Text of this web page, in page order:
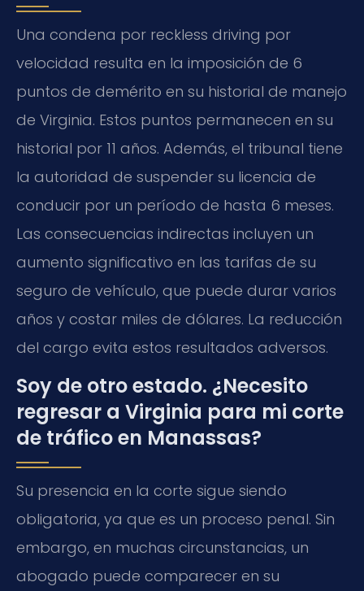
Una condena por reckless driving por
velocidad resulta en la imposición de 6
puntos de demérito en su historial de manejo
de Virginia. Estos puntos permanecen en su
historial por 11 años. Además, el tribunal tiene
la autoridad de suspender su licencia de
conducir por un período de hasta 6 meses.
Las consecuencias indirectas incluyen un
aumento significativo en las tarifas de su
seguro de vehículo, que puede durar varios
años y costar miles de dólares. La reducción
del cargo evita estos resultados adversos.
Soy de otro estado. ¿Necesito
regresar a Virginia para mi corte
de tráfico en Manassas?
Su presencia en la corte sigue siendo
obligatoria, ya que es un proceso penal. Sin
embargo, en muchas circunstancias, un
abogado puede comparecer en su